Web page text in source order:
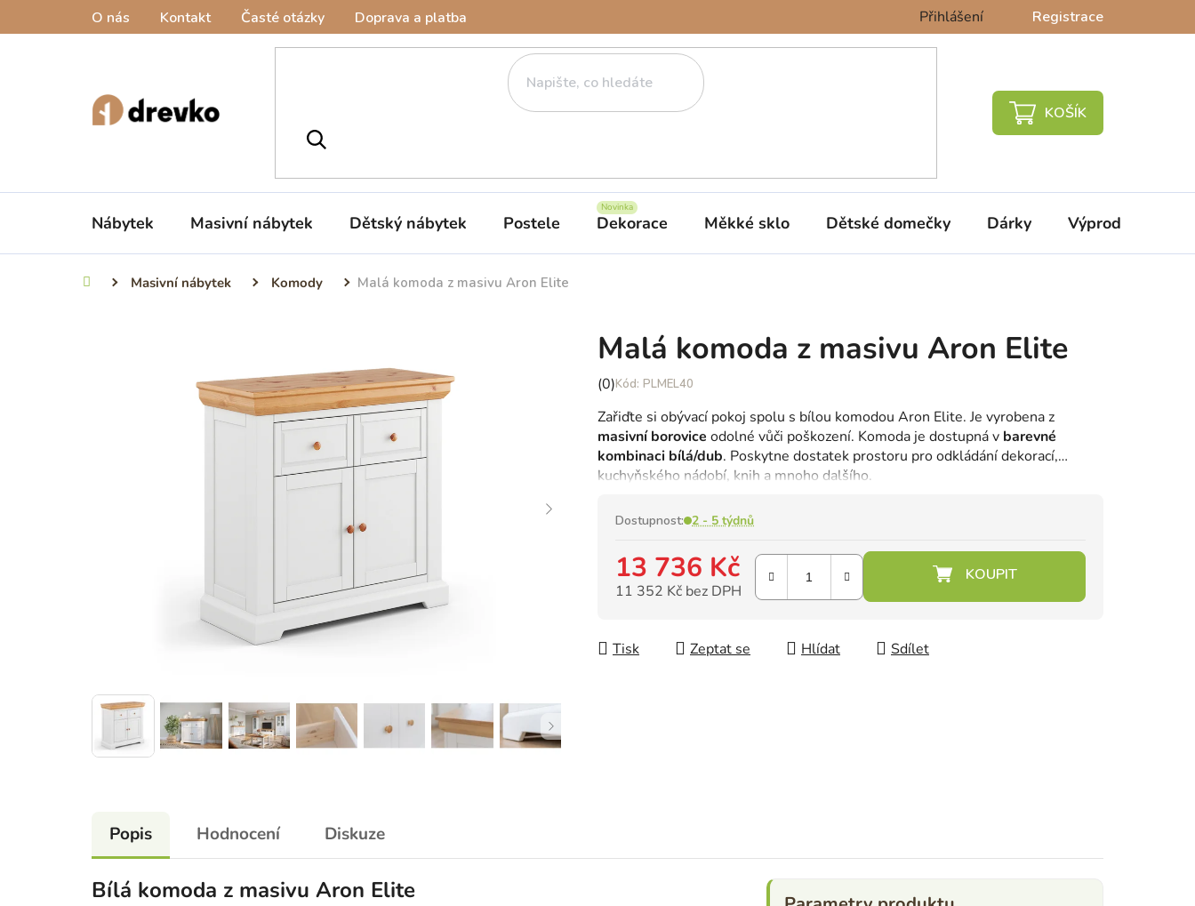
O nás Kontakt Časté otázky Doprava a platba Přihlášení Registrace
NÁKUPNÍ
Nábytek Masivní nábytek Dětský nábytek Postele Dekorace Měkké sklo Dětské domečky Dárky Výprodej %
Domů Masivní nábytek Komody Malá komoda z masivu Aron Elite
Malá komoda z masivu Aron Elite
Průměrné
produktu
je
0,0
z
hvězdiček.
(0) PLMEL40
Zařiďte si obývací pokoj spolu s bílou komodou Aron Elite. Je vyrobena z
masivní borovice odolné vůči poškození. Komoda je dostupná v barevné
kombinaci bílá/dub. Poskytne dostatek prostoru pro odkládání dekorací,
kuchyňského nádobí, knih a mnoho dalšího.
Dostupnost: 2 - 5 týdnů
13 736 Kč
11 352 Kč bez DPH
Tisk
Zeptat se Hlídat Sdílet
Popis Hodnocení Diskuze
Bílá komoda z masivu Aron Elite